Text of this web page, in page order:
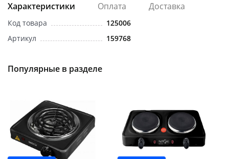
Характеристики Оплата Доставка
Код товара
125006
Артикул
159768
Популярные в разделе